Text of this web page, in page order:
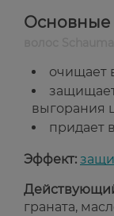
Основные
очищает
выгорания
придает
Эффект:
граната,